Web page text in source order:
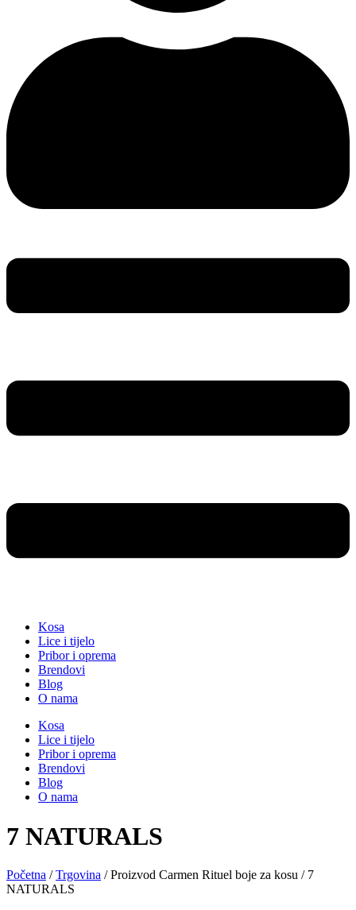
Kosa
Lice i tijelo
Pribor i oprema
Brendovi
Blog
O nama
Kosa
Lice i tijelo
Pribor i oprema
Brendovi
Blog
O nama
7 NATURALS
Početna /Trgovina / Proizvod Carmen Rituel boje za kosu / 7
NATURALS